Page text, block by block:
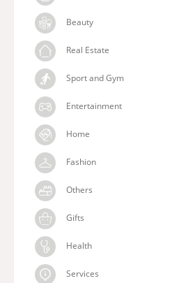
Beauty
Real Estate
Sport and Gym
Entertainment
Home
Fashion
Others
Gifts
Health
Services